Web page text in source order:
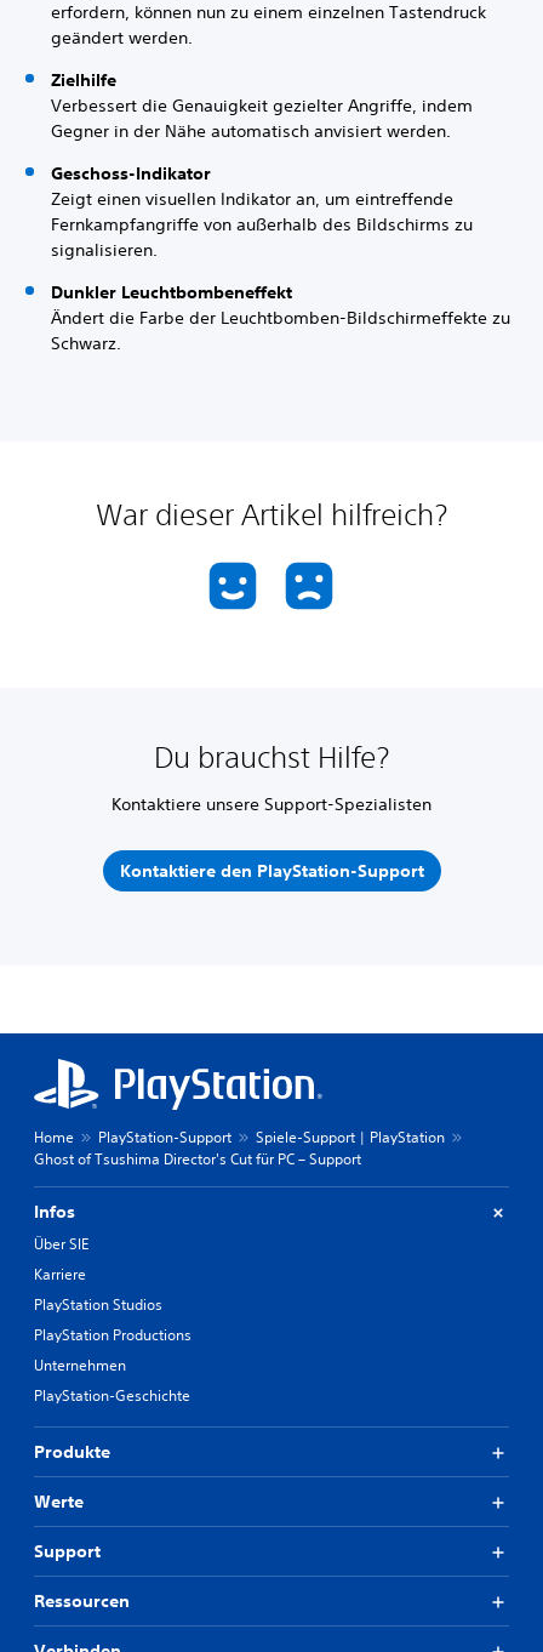
erfordern, können nun zu einem einzelnen Tastendruck
geändert werden.
Zielhilfe
Verbessert die Genauigkeit gezielter Angriffe, indem
Gegner in der Nähe automatisch anvisiert werden.
Geschoss-Indikator
Zeigt einen visuellen Indikator an, um eintreffende
Fernkampfangriffe von außerhalb des Bildschirms zu
signalisieren.
Dunkler Leuchtbombeneffekt
Ändert die Farbe der Leuchtbomben-Bildschirmeffekte zu
Schwarz.
War dieser Artikel hilfreich?
Du brauchst Hilfe?
Kontaktiere unsere Support-Spezialisten
Kontaktiere den PlayStation-Support
Home PlayStation-Support
Spiele-Support | PlayStation
Ghost of Tsushima Director's Cut für PC – Support
Infos
Über SIE
Karriere
PlayStation Studios
PlayStation Productions
Unternehmen
PlayStation-Geschichte
Produkte
Werte
Support
Ressourcen